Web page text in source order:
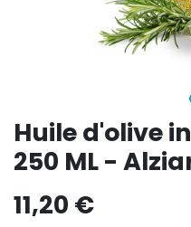
Huile d'olive
250 ML -
11,20 €